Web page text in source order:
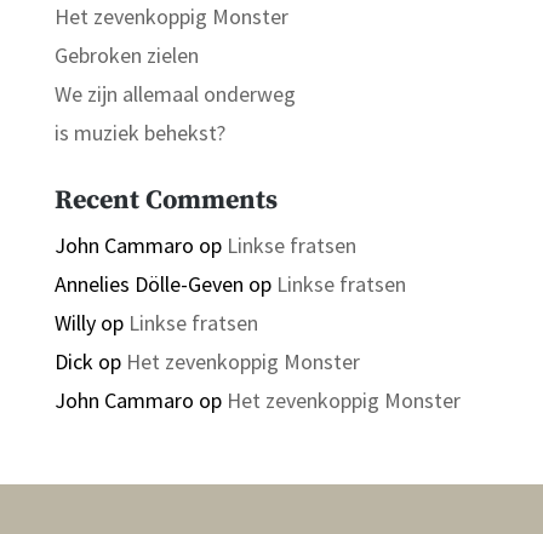
Het zevenkoppig Monster
Gebroken zielen
We zijn allemaal onderweg
is muziek behekst?
Recent Comments
John Cammaro op Linkse fratsen
Annelies Dölle-Geven op Linkse fratsen
Willyop Linkse fratsen
Dickop Het zevenkoppig Monster
John Cammaro op Het zevenkoppig Monster